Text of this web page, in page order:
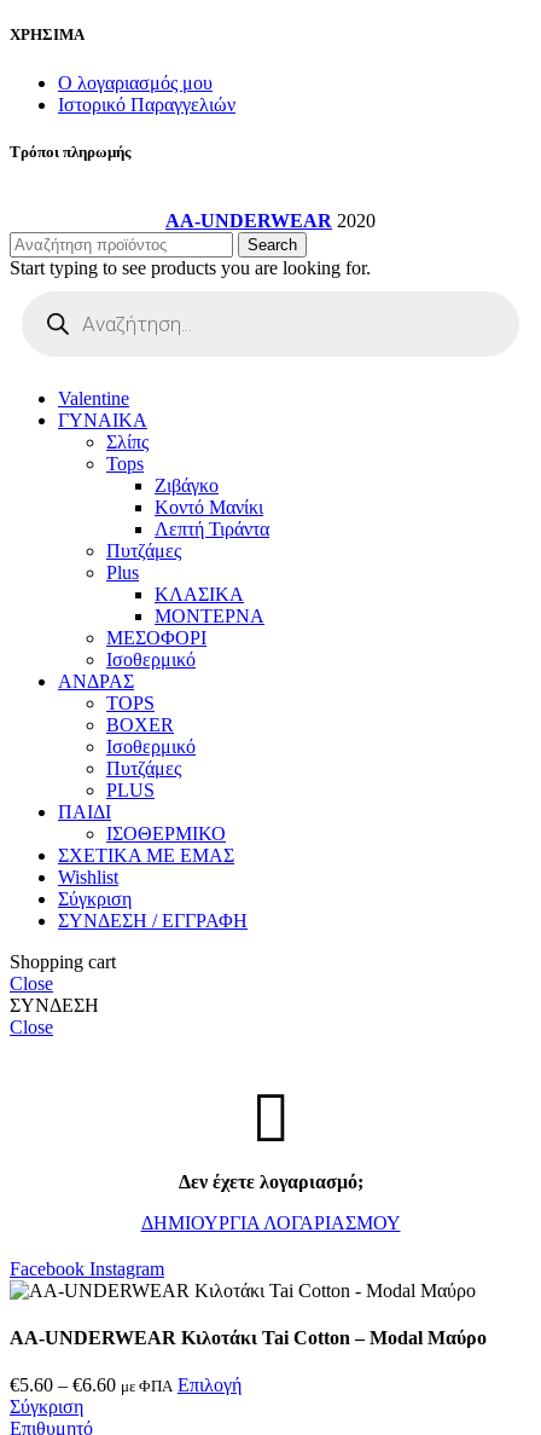
ΧΡΗΣΙΜΑ
Ο λογαριασμός μου
Ιστορικό Παραγγελιών
Τρόποι πληρωμής
AA-UNDERWEAR 2020
Search
Start typing to see products you are looking for.
search
Valentine
ΓΥΝΑΙΚΑ
Σλίπς
Tops
Ζιβάγκο
Κοντό Μανίκι
Λεπτή Τιράντα
Πυτζάμες
Plus
ΚΛΑΣΙΚΑ
ΜΟΝΤΕΡΝΑ
ΜΕΣΟΦΟΡΙ
Ισοθερμικό
ΑΝΔΡΑΣ
TOPS
BOXER
Ισοθερμικό
Πυτζάμες
PLUS
ΠΑΙΔΙ
ΙΣΟΘΕΡΜΙΚΟ
ΣΧΕΤΙΚΑ ΜΕ ΕΜΑΣ
Wishlist
Σύγκριση
ΣΥΝΔΕΣΗ / ΕΓΓΡΑΦΗ
Shopping cart
Close
ΣΥΝΔΕΣΗ
Close
Δεν έχετε λογαριασμό;
ΔΗΜΙΟΥΡΓΙΑ ΛΟΓΑΡΙΑΣΜΟΥ
Facebook Instagram
AA-UNDERWEAR Κιλοτάκι Tai Cotton – Modal Μαύρο
€5.60 – €6.60Price
με ΦΠΑ Επιλογή
Σύγκριση
Επιθυμητό